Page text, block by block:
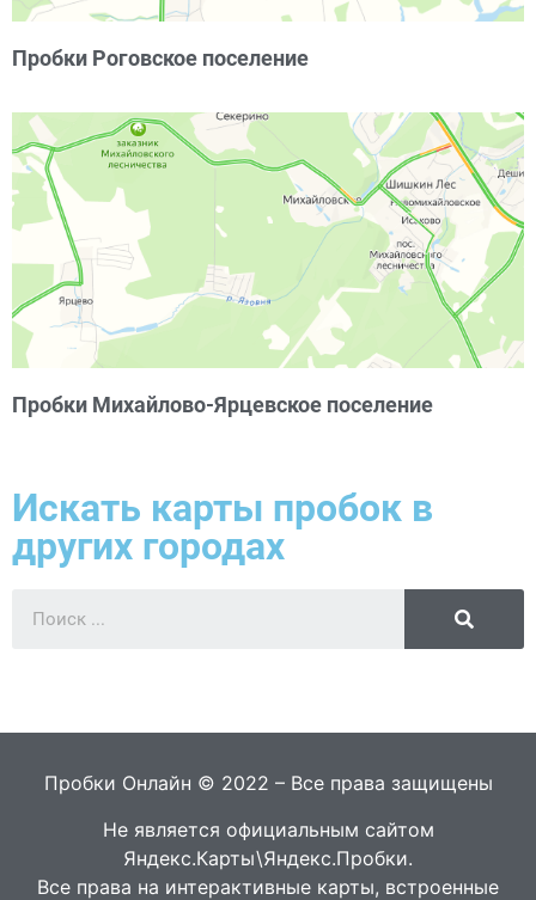
Пробки Роговское поселение
Пробки Михайлово-Ярцевское поселение
Искать карты пробок в
других городах
Пробки Онлайн © 2022 – Все права защищены
Не является официальным сайтом
Яндекс.Карты\Яндекс.Пробки.
Все права на интерактивные карты, встроенные